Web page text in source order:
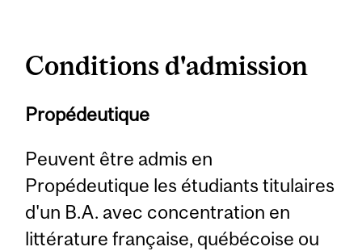
Conditions d'admission
Propédeutique
Peuvent être admis en
Propédeutique les étudiants titulaires
d'un B.A. avec concentration en
littérature française, québécoise ou